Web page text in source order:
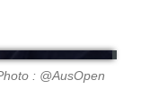
: @AusOpen